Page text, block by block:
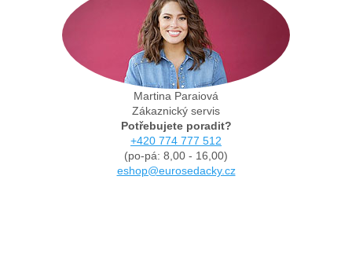
Martina Paraiová
Zákaznický servis
Potřebujete poradit?
+420 774 777 512
(po-pá: 8,00 - 16,00)
eshop@eurosedacky.cz